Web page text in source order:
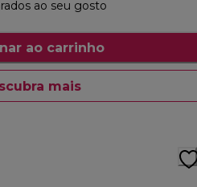
ao seu gosto
ao carrinho
mais